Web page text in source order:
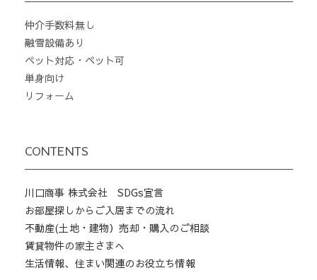
仲介手数料無し
融雪設備あり
ペット対応・ペット可
単身向け
リフォーム
CONTENTS
川口商事 株式会社 SDGs宣言
お部屋探しからご入居までの流れ
不動産(土地・建物）売却・購入のご相談
賃貸物件の家主さまへ
生活情報、住まい関連のお役立ち情報